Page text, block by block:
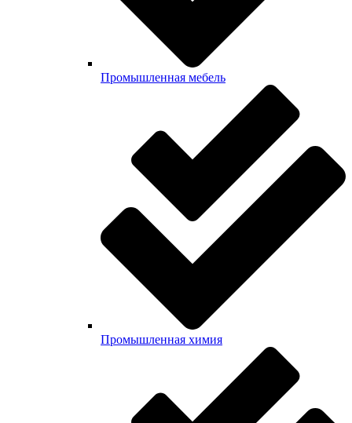
Промышленная мебель
Промышленная химия